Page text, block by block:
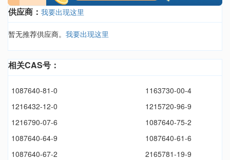
供应商： 我要出现这里
暂无推荐供应商。 我要出现这里
相关CAS号：
1087640-81-0
1163730-00-4
1216432-12-0
1215720-96-9
1216790-07-6
1087640-75-2
1087640-64-9
1087640-61-6
1087640-67-2
2165781-19-9